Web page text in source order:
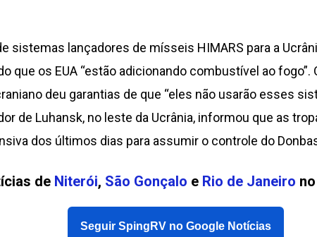
sistemas lançadores de mísseis HIMARS para a
que os EUA “estão adicionando combustível ao
deu garantias de que “eles não usarão esses
de Luhansk, no leste da Ucrânia, informou que as
dos últimos dias para assumir o controle do
de Niterói, São Gonçalo e Rio de Janeiro
Seguir SpingRV no Google Notícias